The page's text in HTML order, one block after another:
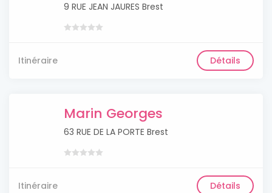
9 RUE JEAN JAURES Brest
Itinéraire Détails
Marin Georges
63 RUE DE LA PORTE Brest
Itinéraire Détails